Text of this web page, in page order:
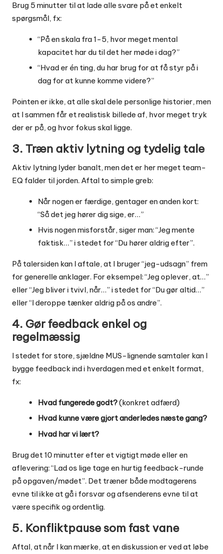
Brug 5 minutter til at lade alle svare på et enkelt
spørgsmål, fx:
“På en skala fra 1-5, hvor meget mental
kapacitet har du til det her møde i dag?”
“Hvad er én ting, du har brug for at få styr på i
dag for at kunne komme videre?”
Pointen er ikke, at alle skal dele personlige historier, men
at I sammen får et realistisk billede af, hvor meget tryk
der er på, og hvor fokus skal ligge.
3. Træn aktiv lytning og tydelig tale
Aktiv lytning lyder banalt, men det er her meget team-
EQ falder til jorden. Aftal to simple greb:
Når nogen er færdige, gentager en anden kort:
“Så det jeg hører dig sige, er…”
Hvis nogen misforstår, siger man: “Jeg mente
faktisk…” i stedet for “Du hører aldrig efter”.
På talersiden kan I aftale, at I bruger “jeg-udsagn” frem
for generelle anklager. For eksempel: “Jeg oplever, at…”
eller “Jeg bliver i tvivl, når…” i stedet for “Du gør altid…”
eller “I deroppe tænker aldrig på os andre”.
4. Gør feedback enkel og
regelmæssig
I stedet for store, sjældne MUS-lignende samtaler kan I
bygge feedback ind i hverdagen med et enkelt format,
fx:
Hvad fungerede godt?(konkret adfærd)
Hvad kunne være gjort anderledes næste gang?
Hvad har vi lært?
Brug det 10 minutter efter et vigtigt møde eller en
aflevering: “Lad os lige tage en hurtig feedback-runde
på opgaven/mødet”. Det træner både modtagerens
evne til ikke at gå i forsvar og afsenderens evne til at
være specifik og ordentlig.
5. Konfliktpause som fast vane
Aftal, at når I kan mærke, at en diskussion er ved at løbe